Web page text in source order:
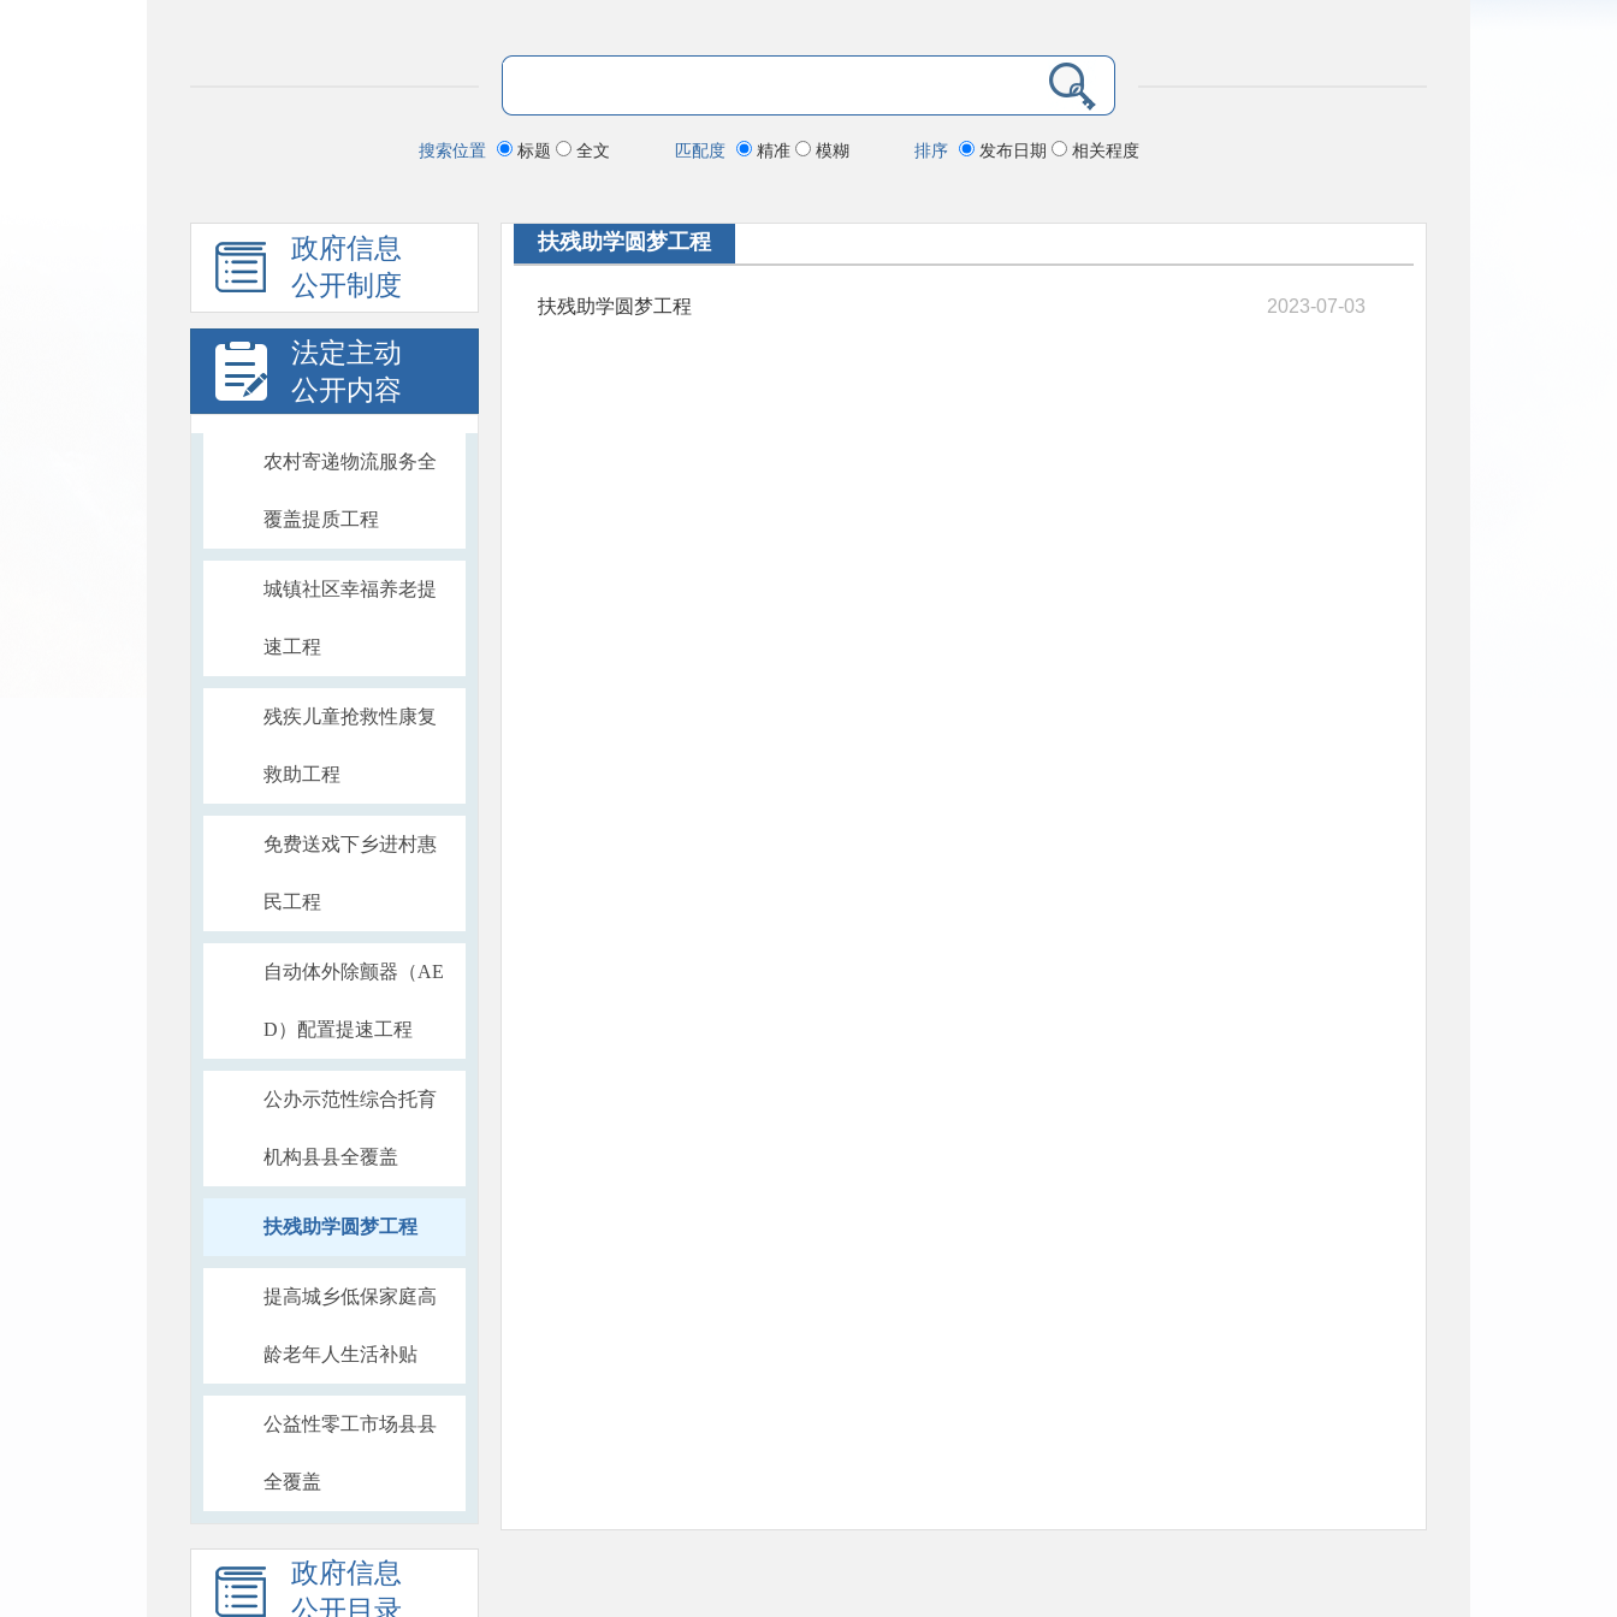
搜索位置 标题 全文 匹配度 精准 模糊 排序 发布日期 相关程度
政府信息
公开制度
法定主动
公开内容
农村寄递物流服务全
覆盖提质工程
城镇社区幸福养老提
速工程
残疾儿童抢救性康复
救助工程
免费送戏下乡进村惠
民工程
自动体外除颤器（AE
D）配置提速工程
公办示范性综合托育
机构县县全覆盖
扶残助学圆梦工程
提高城乡低保家庭高
龄老年人生活补贴
公益性零工市场县县
全覆盖
政府信息
公开目录
扶残助学圆梦工程
扶残助学圆梦工程 2023-07-03